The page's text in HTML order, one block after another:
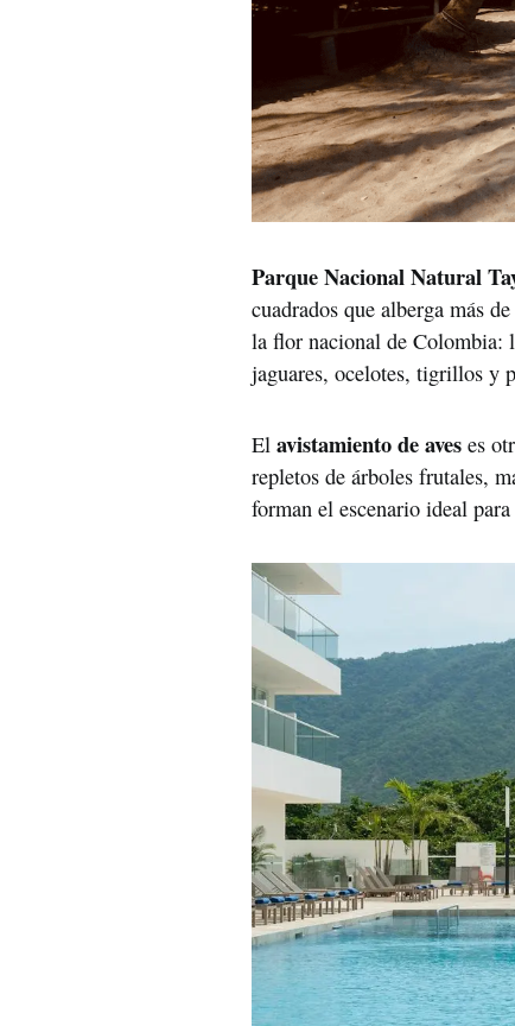
Parque Nacional Natural
cuadrados que alberga más
la flor nacional de Colombia:
jaguares, ocelotes, tigrillos y
El avistamiento de aves es
repletos de árboles frutales,
forman el escenario ideal